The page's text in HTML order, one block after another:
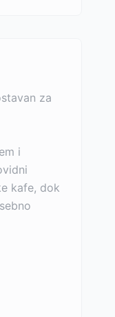
za
i
kafe, dok